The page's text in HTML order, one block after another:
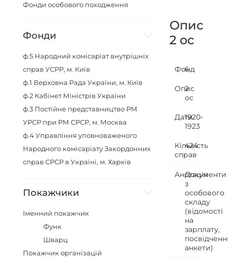
Фонди особового походження
Фонди
ф.5 Народний комісаріат внутрішніх
справ УСРР, м. Київ
ф.1 Верховна Рада України, м. Київ
ф.2 Кабінет Міністрів України
ф.3 Постійне представництво РМ
УРСР при РМ СРСР, м. Москва
ф.4Управління уповноваженого
Народного комісаріату Закордонних
справ СРСР в Україні, м. Харків
Покажчики
Іменний покажчик
Функ
Шварц
Покажчик організацій
Опис
2 ос
Фонд
6
Опис
2
ос
Дати1920-
1923
Кількість
справ
424
Анотація
Документи
з
особового
складу
(відомості
на
зарплату,
анкети)